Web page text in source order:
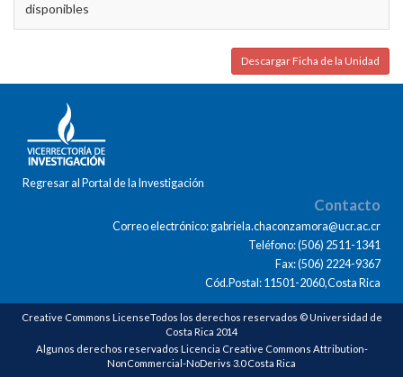
disponibles
Descargar Ficha de la Unidad
Regresar al Portal de la Investigación
Contacto
Correo electrónico: gabriela.chaconzamora@ucr.ac.cr
Teléfono: (506) 2511-1341
Fax: (506) 2224-9367
Cód.Postal: 11501-2060,Costa Rica
Creative Commons LicenseTodos los derechos reservados © Universidad de
Costa Rica 2014
Algunos derechos reservados Licencia Creative Commons Attribution-
NonCommercial-NoDerivs 3.0 Costa Rica